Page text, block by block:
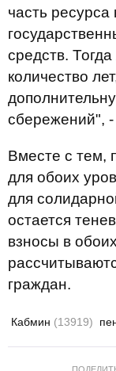
часть ресурса
средств.
количество
сбережений",
Вместе с тем,
для обоих
для
остается
взносы в
граждан.
Кабмин (13919)